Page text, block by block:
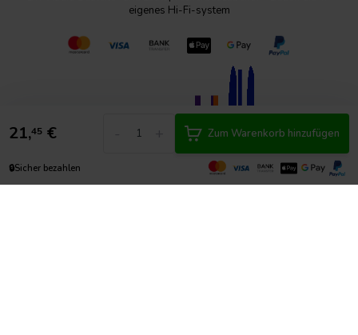
21,45 € Zum Warenkorb hinzufügen
🔒Sicher bezahlen
eigenes Hi-Fi-system